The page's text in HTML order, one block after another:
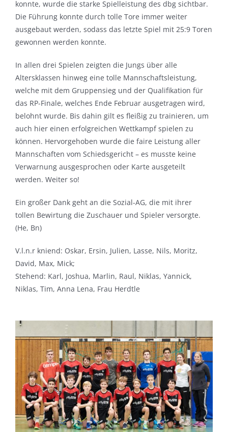
konnte, wurde die starke Spielleistung des dbg sichtbar.
Die Führung konnte durch tolle Tore immer weiter
ausgebaut werden, sodass das letzte Spiel mit 25:9 Toren
gewonnen werden konnte.
In allen drei Spielen zeigten die Jungs über alle
Altersklassen hinweg eine tolle Mannschaftsleistung,
welche mit dem Gruppensieg und der Qualifikation für
das RP-Finale, welches Ende Februar ausgetragen wird,
belohnt wurde. Bis dahin gilt es fleißig zu trainieren, um
auch hier einen erfolgreichen Wettkampf spielen zu
können. Hervorgehoben wurde die faire Leistung aller
Mannschaften vom Schiedsgericht – es musste keine
Verwarnung ausgesprochen oder Karte ausgeteilt
werden. Weiter so!
Ein großer Dank geht an die Sozial-AG, die mit ihrer
tollen Bewirtung die Zuschauer und Spieler versorgte.
(He, Bn)
V.l.n.r kniend: Oskar, Ersin, Julien, Lasse, Nils, Moritz,
David, Max, Mick;
Stehend: Karl, Joshua, Marlin, Raul, Niklas, Yannick,
Niklas, Tim, Anna Lena, Frau Herdtle